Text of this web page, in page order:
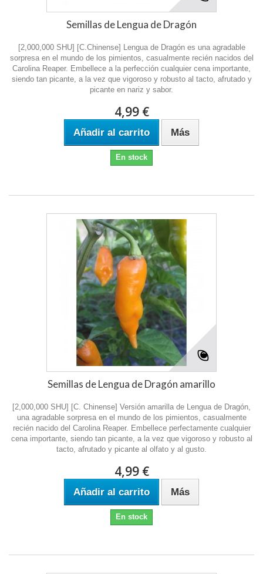
Semillas de Lengua de Dragón
[2,000,000 SHU] [C.Chinense] Lengua de Dragón es una agradable
sorpresa en el mundo de los pimientos, casualmente recién nacidos del
Carolina Reaper. Embellece a la perfección cualquier cena importante,
siendo tan picante, a la vez que vigoroso y robusto al tacto, afrutado y
picante en nariz y sabor.
4,99 €
Añadir al carrito Más
En stock
Semillas de Lengua de Dragón amarillo
[2,000,000 SHU] [C. Chinense] Versión amarilla de Lengua de Dragón,
una agradable sorpresa en el mundo de los pimientos, casualmente
recién nacido del Carolina Reaper. Embellece perfectamente cualquier
cena importante, siendo tan picante, a la vez que vigoroso y robusto al
tacto, afrutado y picante al olfato y al gusto.
4,99 €
Añadir al carrito Más
En stock